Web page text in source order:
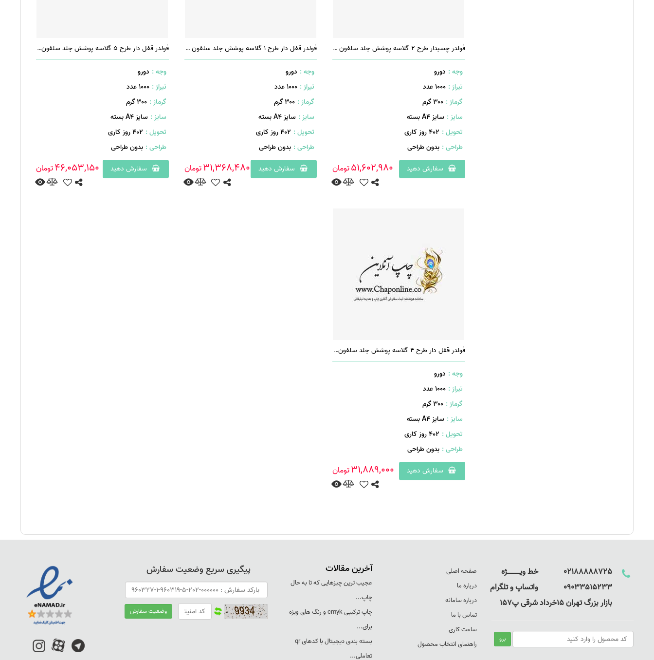
فولدر چسبدار طرح 2 گلاسه پوشش جلد سلفون براق
وجه : دورو
تیراژ : 1000 عدد
گرماژ : ۳۰۰ گرم
سایز : سایز A4 بسته
تحویل : 402 روز کاری
طراحی : بدون طراحی
سفارش دهید
51,602,980تومان
فولدر قفل دار طرح 1 گلاسه پوشش جلد سلفون براق
وجه : دورو
تیراژ : 1000 عدد
گرماژ : ۳۰۰ گرم
سایز : سایز A4 بسته
تحویل : 402 روز کاری
طراحی : بدون طراحی
سفارش دهید
31,368,480تومان
فولدر قفل دار طرح 5 گلاسه پوشش جلد سلفون مات
وجه : دورو
تیراژ : 1000 عدد
گرماژ : ۳۰۰ گرم
سایز : سایز A4 بسته
تحویل : 402 روز کاری
طراحی : بدون طراحی
سفارش دهید
46,053,150تومان
فولدر قفل دار طرح 4 گلاسه پوشش جلد سلفون مات
وجه : دورو
تیراژ : 1000 عدد
گرماژ : ۳۰۰ گرم
سایز : سایز A4 بسته
تحویل : 402 روز کاری
طراحی : بدون طراحی
سفارش دهید
31,889,000تومان
02188888725 خط ویـــــــــــــژه
09033515233 واتساپ و تلگرام
بازار بزرگ تهران 15خرداد شرقی پ157
صفحه اصلی
درباره ما
درباره سامانه
تماس با ما
ساعت کاری
راهنمای انتخاب محصول
آخرین مقالات
عجيب ترين چيزهايی که تا به حال
چاپ...
چاپ ترکيبی cmyk و رنگ های ويژه
برای...
بسته بندی ديجيتال با کدهای qr
تعاملی...
پیگیری سریع وضعیت سفارش